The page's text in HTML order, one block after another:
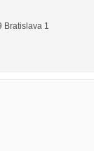
Bratislava 1